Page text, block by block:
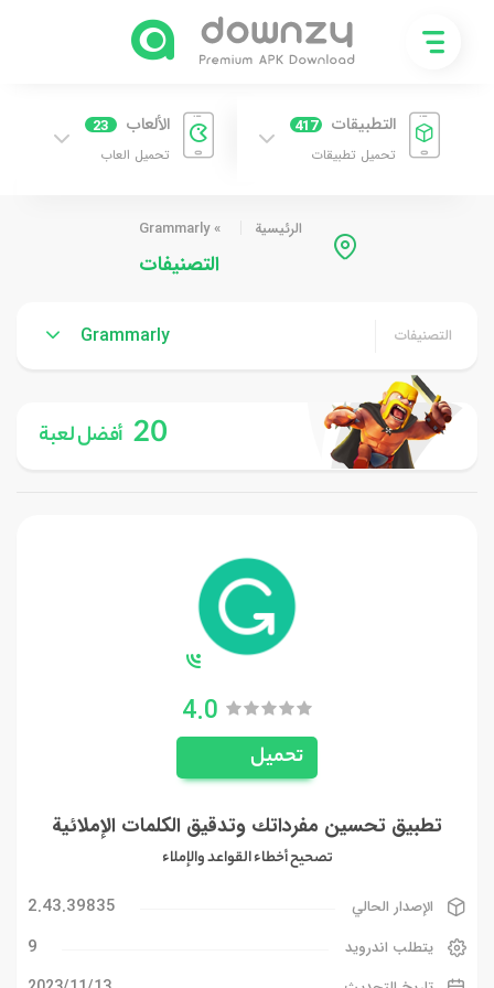
التطبيقات 417
تحميل تطبيقات
الألعاب 23
تحميل العاب
الرئيسية »
Grammarly
التصنيفات
التصنيفات Grammarly
20 أفضل لعبة
4.0
تحميل
تطبيق تحسين مفرداتك وتدقيق الكلمات الإملائية
تصحيح أخطاء القواعد والإملاء
الإصدار الحالي 2.43.39835
يتطلب اندرويد 9